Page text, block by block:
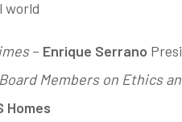
world
– Enrique Serrano
Members on Ethics
Homes